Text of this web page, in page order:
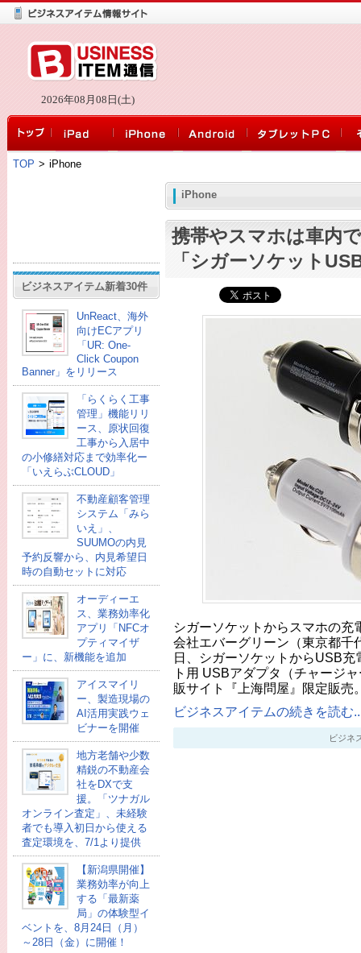
2026年08月08日(土)
TOP > iPhone
ビジネスアイテム新着30件
UnReact、海外
向けECアプリ
「UR: One-
Click Coupon
Banner」をリリース
「らくらく工事
管理」機能リリ
ース、原状回復
工事から入居中
の小修繕対応まで効率化ー
「いえらぶCLOUD」
不動産顧客管理
システム「みら
いえ」、
SUUMOの内見
予約反響から、内見希望日
時の自動セットに対応
オーディーエ
ス、業務効率化
アプリ「NFCオ
プティマイザ
ー」に、新機能を追加
アイスマイリ
ー、製造現場の
AI活用実践ウェ
ビナーを開催
地方老舗や少数
精鋭の不動産会
社をDXで支
援。「ツナガル
オンライン査定」、未経験
者でも導入初日から使える
査定環境を、7/1より提供
【新潟県開催】
業務効率が向上
する「最新薬
局」の体験型イ
ベントを、8月24日（月）
～28日（金）に開催！
iPhone
携帯やスマホは車内
「シガーソケット
シガーソケットからスマホの充
会社エバーグリーン（東京都千
日、シガーソケットからUSB
ト用 USBアダプタ（チャージ
販サイト『上海問屋』限定販
ビジネスアイテムの続きを読む
ビジネ